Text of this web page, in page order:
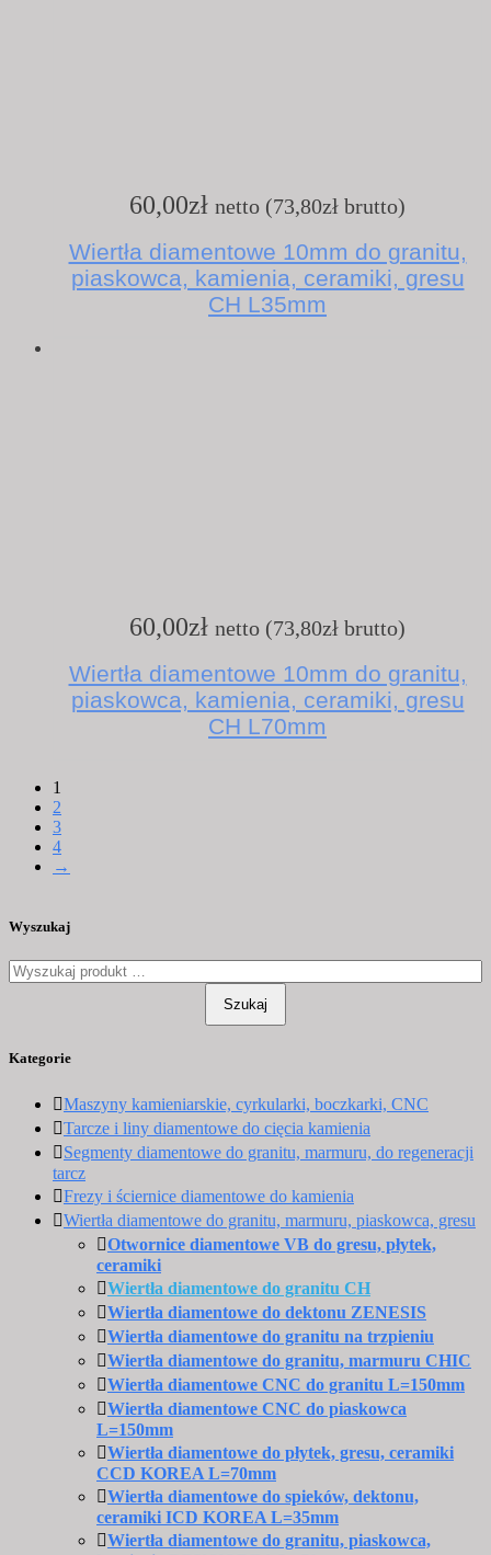
60,00zł netto (73,80zł brutto)
Wiertła diamentowe 10mm do granitu,
piaskowca, kamienia, ceramiki, gresu
CH L35mm
60,00zł netto (73,80zł brutto)
Wiertła diamentowe 10mm do granitu,
piaskowca, kamienia, ceramiki, gresu
CH L70mm
1
2
3
4
→
Wyszukaj
Szukaj
Kategorie
Maszyny kamieniarskie, cyrkularki, boczkarki, CNC
Tarcze i liny diamentowe do cięcia kamienia
Segmenty diamentowe do granitu, marmuru, do regeneracji
tarcz
Frezy i ściernice diamentowe do kamienia
Wiertła diamentowe do granitu, marmuru, piaskowca, gresu
Otwornice diamentowe VB do gresu, płytek,
ceramiki
Wiertła diamentowe do granitu CH
Wiertła diamentowe do dektonu ZENESIS
Wiertła diamentowe do granitu na trzpieniu
Wiertła diamentowe do granitu, marmuru CHIC
Wiertła diamentowe CNC do granitu L=150mm
Wiertła diamentowe CNC do piaskowca
L=150mm
Wiertła diamentowe do płytek, gresu, ceramiki
CCD KOREA L=70mm
Wiertła diamentowe do spieków, dektonu,
ceramiki ICD KOREA L=35mm
Wiertła diamentowe do granitu, piaskowca,